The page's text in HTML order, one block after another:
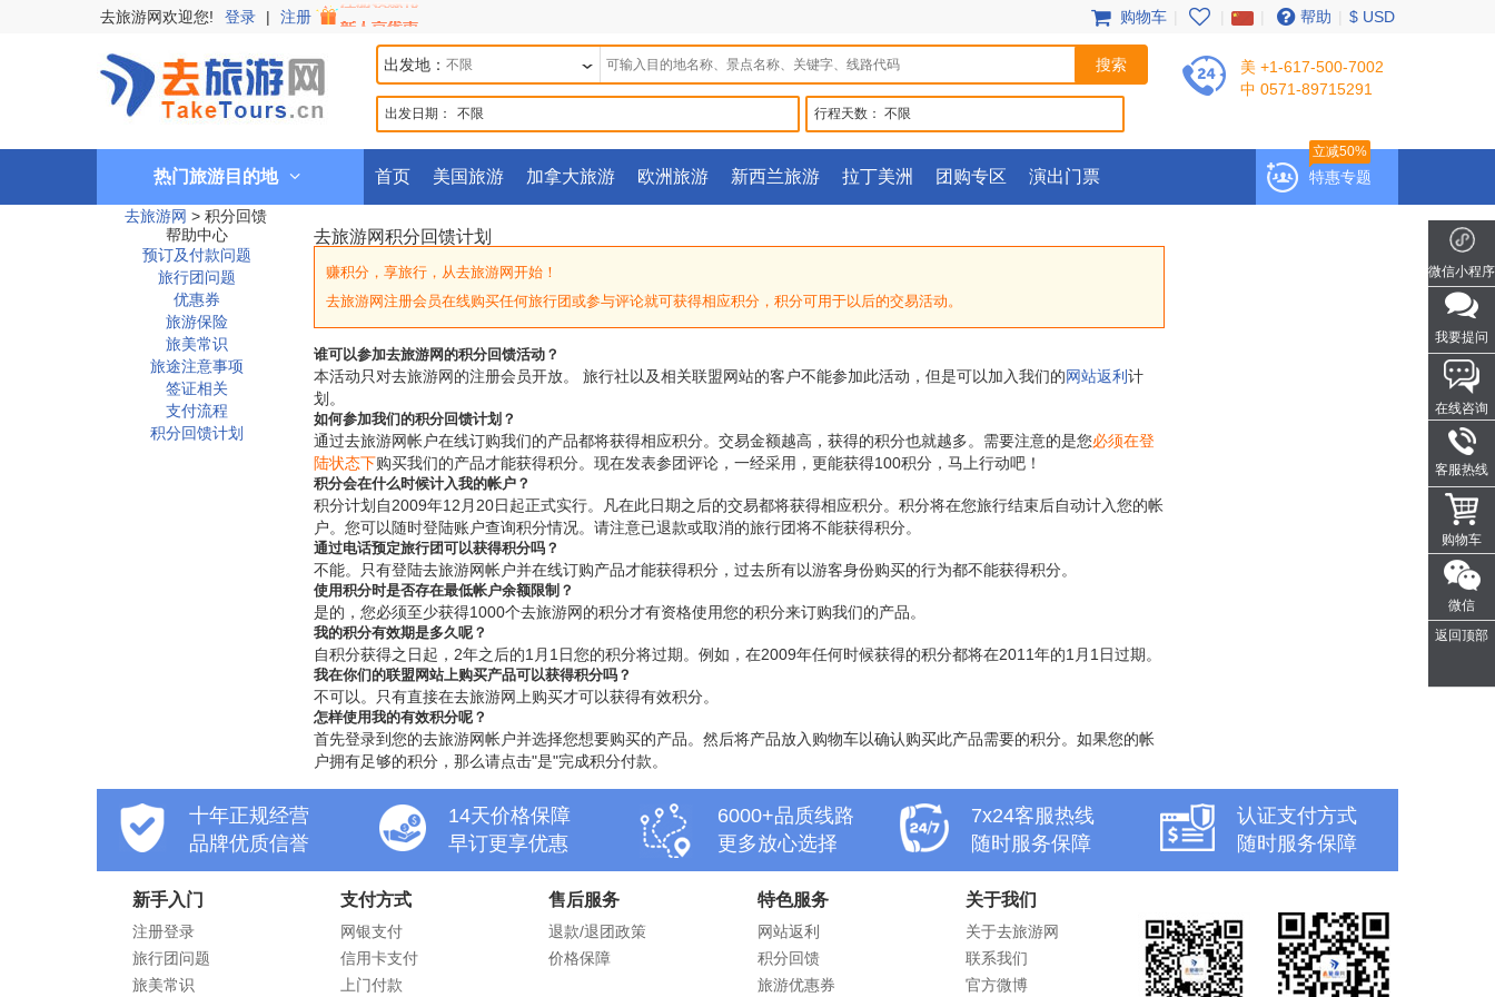
去旅游网欢迎您! 登录 | 注册 购物车 帮助 $ USD
出发地：
出发日期： 不限 行程天数： 不限
美 +1-617-500-7002
中 0571-89715291
热门旅游目的地 首页 美国旅游 加拿大旅游 欧洲旅游 新西兰旅游 拉丁美洲 团购专区 演出门票 特惠专题
立减50%
去旅游网 > 积分回馈
帮助中心
预订及付款问题
旅行团问题
优惠券
旅游保险
旅美常识
旅途注意事项
签证相关
支付流程
积分回馈计划
去旅游网积分回馈计划
赚积分，享旅行，从去旅游网开始！
去旅游网注册会员在线购买任何旅行团或参与评论就可获得相应积分，积分可用于以后的交易活动。
谁可以参加去旅游网的积分回馈活动？
本活动只对去旅游网的注册会员开放。 旅行社以及相关联盟网站的客户不能参加此活动，但是可以加入我们的网站返利 计
划。
如何参加我们的积分回馈计划？
通过去旅游网帐户在线订购我们的产品都将获得相应积分。交易金额越高，获得的积分也就越多。需要注意的是您必须在登
陆状态下购买我们的产品才能获得积分。现在发表参团评论，一经采用，更能获得100积分，马上行动吧！
积分会在什么时候计入我的帐户？
积分计划自2009年12月20日起正式实行。凡在此日期之后的交易都将获得相应积分。积分将在您旅行结束后自动计入您的帐
户。您可以随时登陆账户查询积分情况。请注意已退款或取消的旅行团将不能获得积分。
通过电话预定旅行团可以获得积分吗？
不能。只有登陆去旅游网帐户并在线订购产品才能获得积分，过去所有以游客身份购买的行为都不能获得积分。
使用积分时是否存在最低帐户余额限制？
是的，您必须至少获得1000个去旅游网的积分才有资格使用您的积分来订购我们的产品。
我的积分有效期是多久呢？
自积分获得之日起，2年之后的1月1日您的积分将过期。例如，在2009年任何时候获得的积分都将在2011年的1月1日过期。
我在你们的联盟网站上购买产品可以获得积分吗？
不可以。只有直接在去旅游网上购买才可以获得有效积分。
怎样使用我的有效积分呢？
首先登录到您的去旅游网帐户并选择您想要购买的产品。然后将产品放入购物车以确认购买此产品需要的积分。如果您的帐
户拥有足够的积分，那么请点击"是"完成积分付款。
微信小程序
我要提问
在线咨询
客服热线
购物车
微信
返回顶部
十年正规经营
品牌优质信誉
14天价格保障
早订更享优惠
6000+品质线路
更多放心选择
7x24客服热线
随时服务保障
认证支付方式
随时服务保障
新手入门
注册登录
旅行团问题
旅美常识
支付方式
网银支付
信用卡支付
上门付款
售后服务
退款/退团政策
价格保障
特色服务
网站返利
积分回馈
旅游优惠券
关于我们
关于去旅游网
联系我们
官方微博